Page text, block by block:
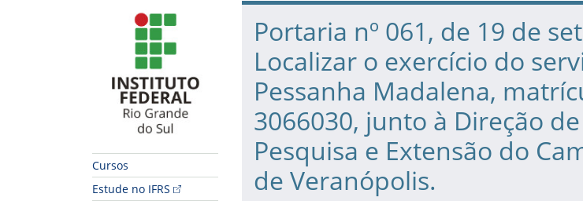
Início da navegação
Cursos
Estude no IFRS
Início do conteúdo
Portaria nº 061, de 19 de
Localizar o exercício do
Pessanha Madalena,
3066030, junto à Direção
Pesquisa e Extensão do
de Veranópolis.